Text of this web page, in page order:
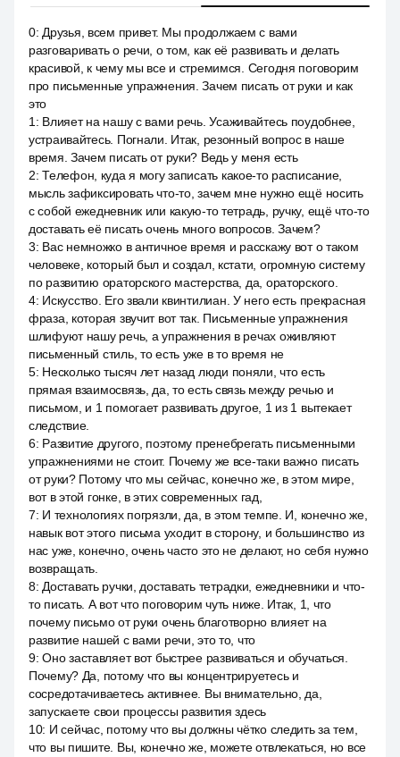
0: Друзья, всем привет. Мы продолжаем с вами
разговаривать о речи, о том, как её развивать и делать
красивой, к чему мы все и стремимся. Сегодня поговорим
про письменные упражнения. Зачем писать от руки и как
это
1 : Влияет на нашу с вами речь. Усаживайтесь поудобнее,
устраивайтесь. Погнали. Итак, резонный вопрос в наше
время. Зачем писать от руки? Ведь у меня есть
2:Телефон, куда я могу записать какое-то расписание,
мысль зафиксировать что-то, зачем мне нужно ещё носить
с собой ежедневник или какую-то тетрадь, ручку, ещё что-то
доставать её писать очень много вопросов. Зачем?
3: Вас немножко в античное время и расскажу вот о таком
человеке, который был и создал, кстати, огромную систему
по развитию ораторского мастерства, да, ораторского.
4: Искусство. Его звали квинтилиан. У него есть прекрасная
фраза, которая звучит вот так. Письменные упражнения
шлифуют нашу речь, а упражнения в речах оживляют
письменный стиль, то есть уже в то время не
5: Несколько тысяч лет назад люди поняли, что есть
прямая взаимосвязь, да, то есть связь между речью и
письмом, и 1 помогает развивать другое, 1 из 1 вытекает
следствие.
6: Развитие другого, поэтому пренебрегать письменными
упражнениями не стоит. Почему же все-таки важно писать
от руки? Потому что мы сейчас, конечно же, в этом мире,
вот в этой гонке, в этих современных гад,
7: И технологиях погрязли, да, в этом темпе. И, конечно же,
навык вот этого письма уходит в сторону, и большинство из
нас уже, конечно, очень часто это не делают, но себя нужно
возвращать.
8: Доставать ручки, доставать тетрадки, ежедневники и что-
то писать. А вот что поговорим чуть ниже. Итак, 1, что
почему письмо от руки очень благотворно влияет на
развитие нашей с вами речи, это то, что
9:Оно заставляет вот быстрее развиваться и обучаться.
Почему? Да, потому что вы концентрируетесь и
сосредотачиваетесь активнее. Вы внимательно, да,
запускаете свои процессы развития здесь
10: И сейчас, потому что вы должны чётко следить за тем,
что вы пишите. Вы, конечно же, можете отвлекаться, но все